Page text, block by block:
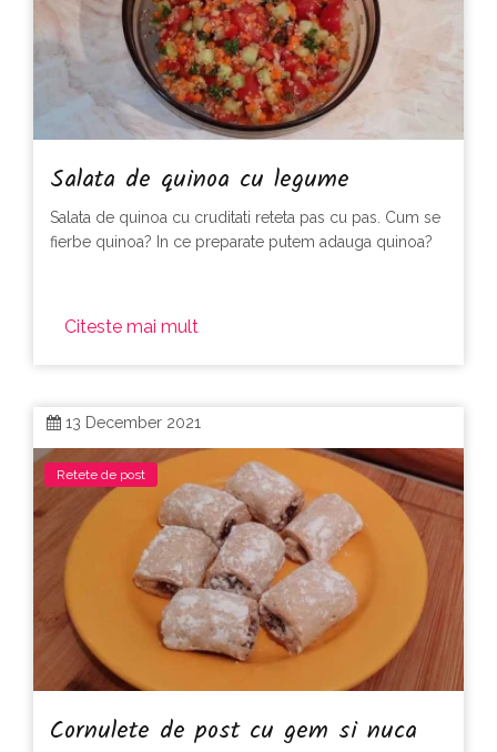
Salata de quinoa cu legume
Salata de quinoa cu cruditati reteta pas cu pas. Cum se
fierbe quinoa? In ce preparate putem adauga quinoa?
Citeste mai mult
13 December 2021
Retete de post
Cornulete de post cu gem si nuca